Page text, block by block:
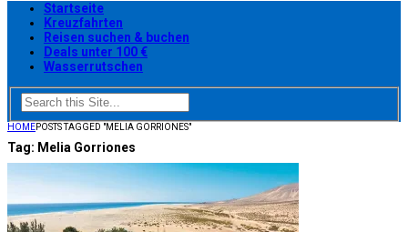
Startseite
Kreuzfahrten
Reisen suchen & buchen
Deals unter 100 €
Wasserrutschen
HOMEPOSTS TAGGED "MELIA GORRIONES"
Tag: Melia Gorriones